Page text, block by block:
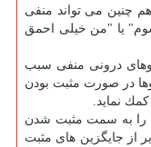
چنین می تواند منفی
یا "من خیلی احمق
درونی منفی سبب
در صورت مثبت بودن
نماید.
را به سمت مثبت شدن
از جایگزین های مثبت